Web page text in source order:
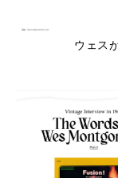
ウェス